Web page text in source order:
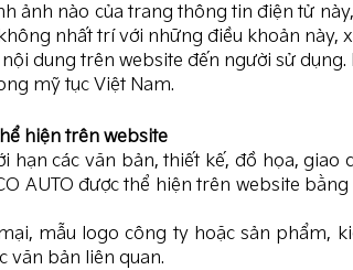
ảnh nào của trang thông tin điện tử
nhất trí với những điều khoản
dung trên website đến người sử
mỹ tục Việt Nam.
hiện trên website
các văn bản, thiết kế, đồ họa, giao
AUTO được thể hiện trên website
mẫu logo công ty hoặc sản phẩm,
văn bản liên quan.